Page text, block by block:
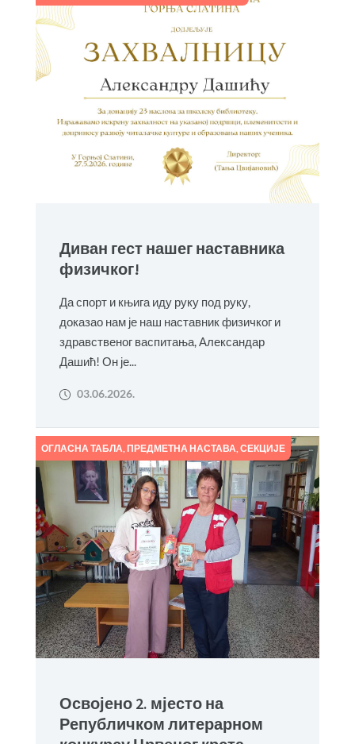
Диван гест нашег наставника
физичког!
Да спорт и књига иду руку под руку,
доказао нам је наш наставник физичког и
здравственог васпитања, Александар
Дашић! Он је...
03.06.2026.
ОГЛАСНА ТАБЛА,ПРЕДМЕТНА НАСТАВА,СЕКЦИЈЕ
Освојено 2. мјесто на
Републичком литерарном